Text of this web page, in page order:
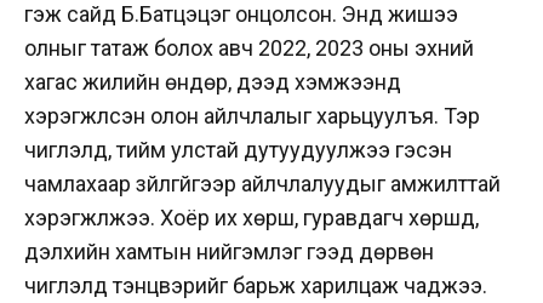
гэж сайд Б.Батцэцэг онцолсон. Энд жишээ
олныг татаж болох авч 2022, 2023 оны эхний
хагас жилийн өндөр, дээд хэмжээнд
хэрэгжүүлсэн олон айлчлалыг харьцуулъя. Тэр
чиглэлд, тийм улстай дутуудуулжээ гэсэн
чамлахаар зүйлгүйгээр айлчлалуудыг амжилттай
хэрэгжүүлжээ. Хоёр их хөрш, гуравдагч хөршүүд,
дэлхийн хамтын нийгэмлэг гээд дөрвөн
чиглэлд тэнцвэрийг барьж харилцаж чаджээ.